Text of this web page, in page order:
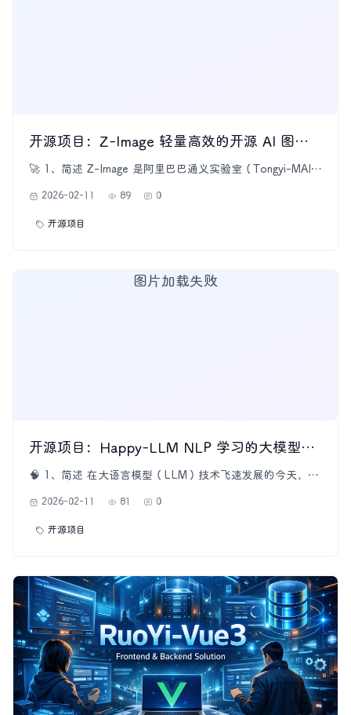
开源项目：Z-Image 轻量高效的开源 AI 图像生成模型
🚀 1、简述 Z-Image 是阿里巴巴通义实验室（Tongyi-MAI）
存、开源可商用”。该模型具有仅 60 亿参数 却能生成媲美
渲染，是当下最受关注的图像生成开源项目之一。 📌 2、什
2026-02-11 89 0
开源项目
图片加载失败
开源项目：Happy-LLM NLP 学习的大模型语言框架
🧠 1、简述 在大语言模型（LLM）技术飞速发展的今天，很
不仅仅是调用现成的 API。Happy-LLM 就是这样一个非常
Datawhale 发布，目标是帮助学习者系统性地掌握大语言
2026-02-11 81 0
开源项目